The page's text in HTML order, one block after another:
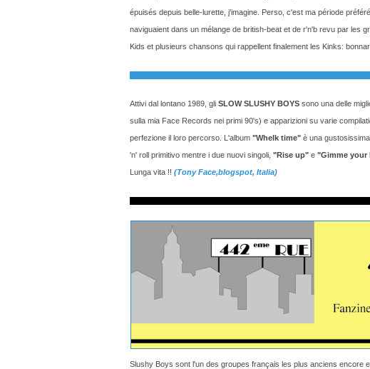
épuisés depuis belle-lurette, j'imagine. Perso, c'est ma période
naviguaient dans un mélange de british-beat et de r'n'b revu par les
Kids et plusieurs chansons qui rappellent finalement les Kinks:
Attivi dal lontano 1989, gli SLOW SLUSHY BOYS sono una delle
sulla mia Face Records nei primi 90's) e apparizioni su varie
perfezione il loro percorso. L'album "Whelk time" è una
'n' roll primitivo mentre i due nuovi singoli, "Rise up" e "Gimme your
Lunga vita !! (Tony Face,blogspot, Italia)
Slushy Boys sont l'un des groupes français les plus anciens encore